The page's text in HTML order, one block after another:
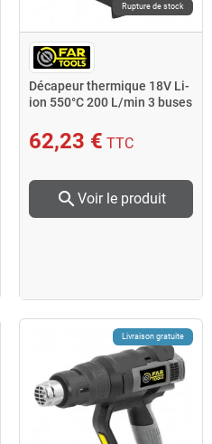
Rupture de stock
Décapeur thermique 18V Li-
ion 550°C 200 L/min 3 buses
62,23 € TTC
search Voir le produit
Livraison gratuite